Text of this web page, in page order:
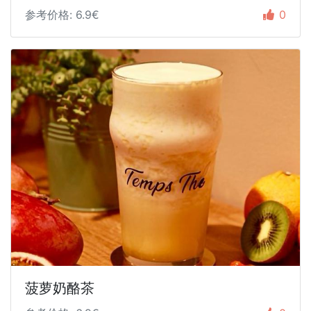
参考价格: 6.9€ 0
菠萝奶酪茶